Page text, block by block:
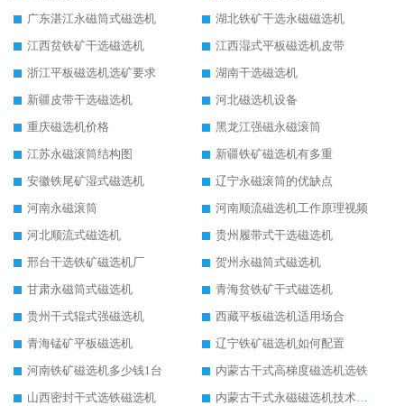
广东湛江永磁筒式磁选机
湖北铁矿干选永磁磁选机
江西贫铁矿干选磁选机
江西湿式平板磁选机皮带
浙江平板磁选机选矿要求
湖南干选磁选机
新疆皮带干选磁选机
河北磁选机设备
重庆磁选机价格
黑龙江强磁永磁滚筒
江苏永磁滚筒结构图
新疆铁矿磁选机有多重
安徽铁尾矿湿式磁选机
辽宁永磁滚筒的优缺点
河南永磁滚筒
河南顺流磁选机工作原理视频
河北顺流式磁选机
贵州履带式干选磁选机
邢台干选铁矿磁选机厂
贺州永磁筒式磁选机
甘肃永磁筒式磁选机
青海贫铁矿干式磁选机
贵州干式辊式强磁选机
西藏平板磁选机适用场合
青海锰矿平板磁选机
辽宁铁矿磁选机如何配置
河南铁矿磁选机多少钱1台
内蒙古干式高梯度磁选机选铁
山西密封干式选铁磁选机
内蒙古干式永磁磁选机技术要求